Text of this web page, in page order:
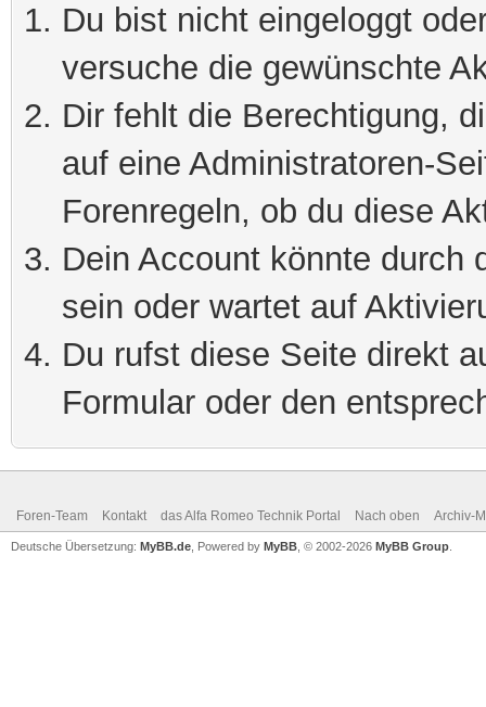
Du bist nicht eingeloggt
versuche die gewünschte
Dir fehlt die Berechtigung,
auf eine Administratoren-
Forenregeln, ob du diese
Dein Account könnte durch
sein oder wartet auf
Du rufst diese Seite direkt
Formular oder den
Foren-Team Kontakt das Alfa Romeo Technik Portal Nach oben Archiv-
Deutsche Übersetzung: MyBB.de , Powered by MyBB , © 2002-2026 MyBB Group